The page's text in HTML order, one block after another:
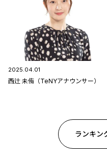
2025.04.01
西辻 未侑（TeNYアナウンサー）
ランキン